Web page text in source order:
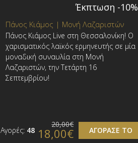
Έκπτωση -10%
Πάνος Κιάμος | Μονή Λαζαριστών
Πάνος Κιάμος Live στη Θεσσαλονίκη! Ο
χαρισματικός λαϊκός ερμηνευτής σε μία
μοναδική συναυλία στη Μονή
Λαζαριστών, την Τετάρτη 16
Σεπτεμβρίου!
Αγορές: 48 ΑΓΟΡΑΣΕ ΤΟ
20,00€
18,00€